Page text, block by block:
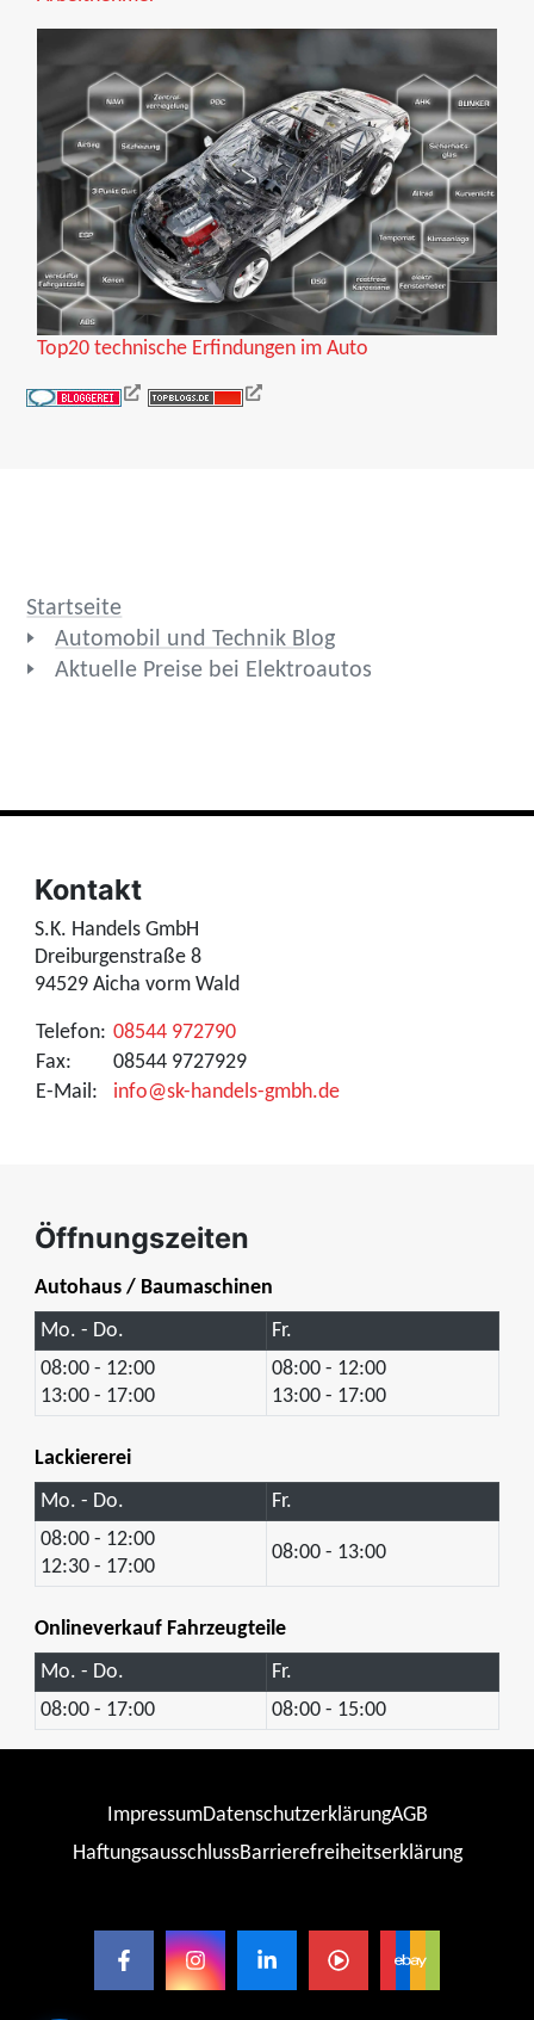
Top20 technische Erfindungen im Auto
Startseite
Automobil und Technik Blog
Aktuelle Preise bei Elektroautos
Kontakt
S.K. Handels GmbH
Dreiburgenstraße 8
94529 Aicha vorm Wald
Telefon: 08544 972790
Fax:
08544 9727929
E-Mail:
info@sk-handels-gmbh.de
Öffnungszeiten
Autohaus / Baumaschinen
Mo. - Do.
Fr.
08:00 - 12:00
13:00 - 17:00
08:00 - 12:00
13:00 - 17:00
Lackiererei
Mo. - Do.
Fr.
08:00 - 12:00
12:30 - 17:00
08:00 - 13:00
Onlineverkauf Fahrzeugteile
Mo. - Do.
Fr.
08:00 - 17:00
08:00 - 15:00
ImpressumDatenschutzerklärungAGB
HaftungsausschlussBarrierefreiheitserklärung